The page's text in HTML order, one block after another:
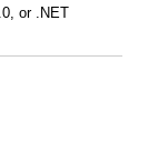
or .NET